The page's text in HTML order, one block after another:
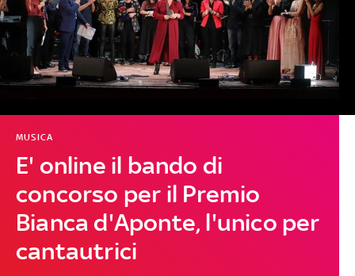
E' online il bando di
concorso per il Premio
Bianca d'Aponte, l'unico per
cantautrici
MUSICA